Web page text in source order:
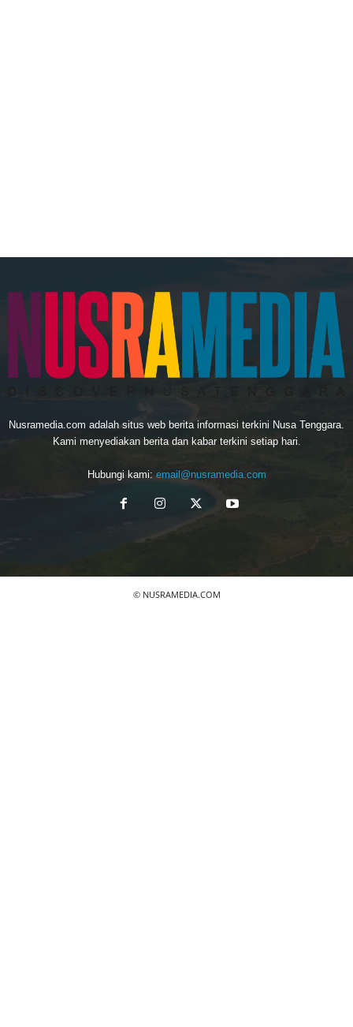
Nusramedia.com adalah situs web berita informasi terkini Nusa Tenggara.
Kami menyediakan berita dan kabar terkini setiap hari.
Hubungi kami: email@nusramedia.com
© NUSRAMEDIA.COM